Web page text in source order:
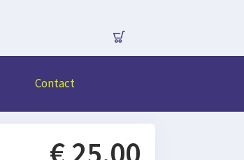
Contact